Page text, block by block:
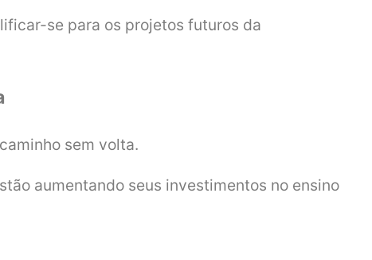
se para os projetos futuros da
sem volta.
aumentando seus investimentos no ensino